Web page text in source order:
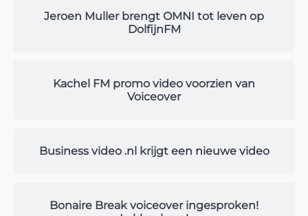
Jeroen Muller brengt OMNI tot leven op
DolfijnFM
Kachel FM promo video voorzien van
Voiceover
Business video .nl krijgt een nieuwe video
Bonaire Break voiceover ingesproken!